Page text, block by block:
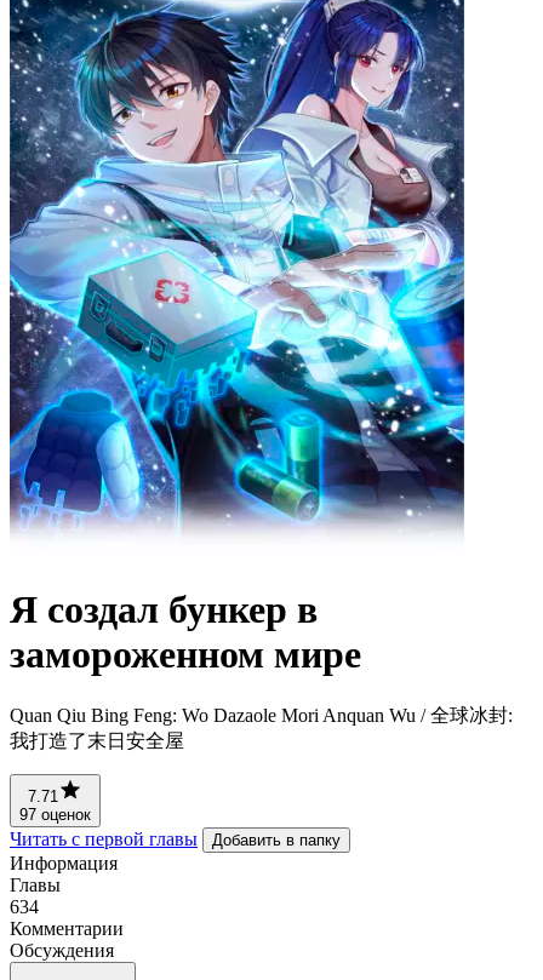
Я создал бункер в
замороженном мире
Quan Qiu Bing Feng: Wo Dazaole Mori Anquan Wu / 全球冰封:
我打造了末日安全屋
7.71
97 оценок
Читать с первой главы Добавить в папку
Информация
Главы
634
Комментарии
Обсуждения